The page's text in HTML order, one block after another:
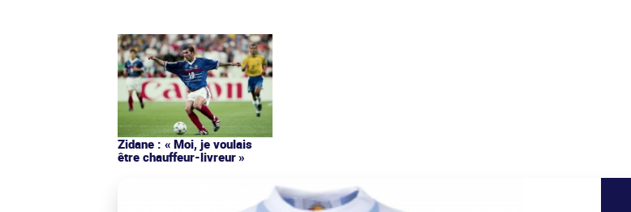
Zidane : « Moi, je voulais
être chauffeur-livreur »